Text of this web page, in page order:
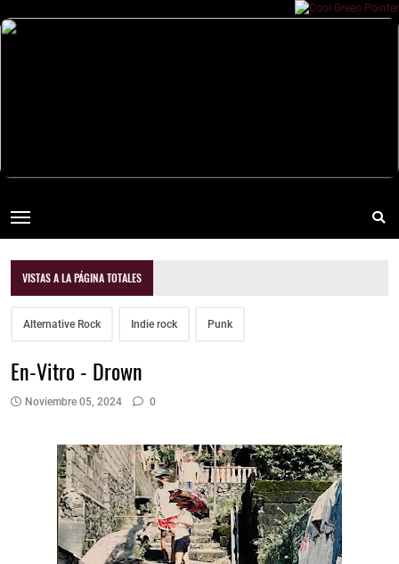
VISTAS A LA PÁGINA TOTALES
Alternative Rock Indie rock Punk
En-Vitro - Drown
Noviembre 05, 2024 0